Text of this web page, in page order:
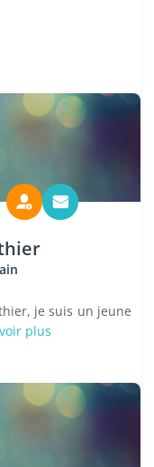
je suis un jeune
voir plus